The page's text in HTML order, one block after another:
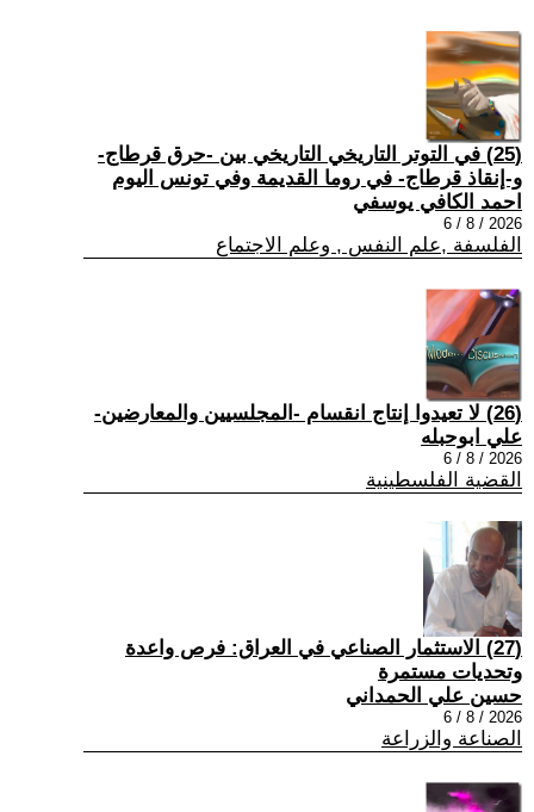
(25) في التوتر التاريخي التاريخي بين -حرق قرطاج-
و-إنقاذ قرطاج- في روما القديمة وفي تونس اليوم
احمد الكافي يوسفي
2026 / 8 / 6
الفلسفة ,علم النفس , وعلم الاجتماع
(26) لا تعيدوا إنتاج انقسام -المجلسيين والمعارضين-
علي ابوحبله
2026 / 8 / 6
القضية الفلسطينية
(27) الاستثمار الصناعي في العراق: فرص واعدة
وتحديات مستمرة
حسين علي الحمداني
2026 / 8 / 6
الصناعة والزراعة